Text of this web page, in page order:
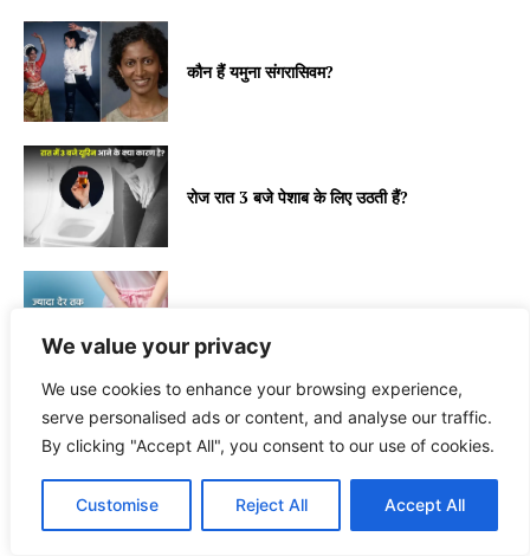
We value your privacy
We use cookies to enhance your browsing experience,
serve personalised ads or content, and analyse our traffic.
By clicking "Accept All", you consent to our use of cookies.
Customise Reject All Accept All
कौन हैं यमुना संगरासिवम?
रोज रात 3 बजे पेशाब के लिए उठती हैं?
विटामिन D बढ़ाने के लिए क्या करें?